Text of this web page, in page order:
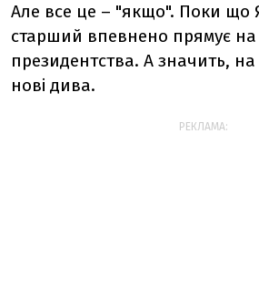
Але все це – "якщо". Поки що
старший впевнено прямує на
президентства. А значить,
нові дива.
РЕКЛАМА: